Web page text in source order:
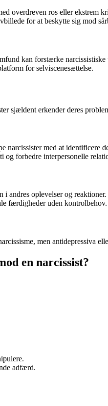
overdreven ros eller ekstrem
for at beskytte sig mod
kan forstærke
for selviscenesættelse.
sjældent erkender deres
narcissister med at identificere
og forbedre interpersonelle
andres oplevelser og reaktioner.
færdigheder uden kontrolbehov.
men antidepressiva
en narcissist?
adfærd.